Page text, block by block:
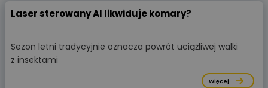
Laser sterowany AI likwiduje komary?
Sezon letni tradycyjnie oznacza powrót uciążliwej walki
z insektami
Więcej